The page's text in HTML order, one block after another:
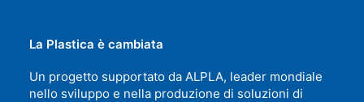
La Plastica è cambiata
Un progetto supportato da ALPLA, leader mondiale
nello sviluppo e nella produzione di soluzioni di